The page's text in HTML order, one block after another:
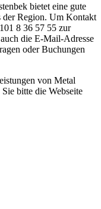
bietet eine gute
der Region. Um Kontakt
8 36 57 55 zur
die E-Mail-Adresse
oder Buchungen
von Metal
bitte die Webseite